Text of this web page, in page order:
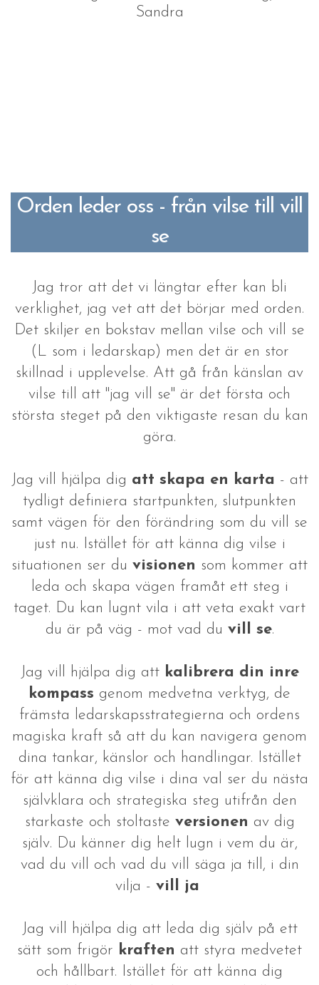
Sandra
Orden leder oss - från vilse till vill
se
Jag tror att det vi längtar efter kan bli
verklighet, jag vet att det börjar med orden.
Det skiljer en bokstav mellan vilse och vill se
(L som i ledarskap) men det är en stor
skillnad i upplevelse. Att gå från känslan av
vilse till att "jag vill se" är det första och
största steget på den viktigaste resan du kan
göra.
Jag vill hjälpa dig att skapa en karta - att
tydligt definiera startpunkten, slutpunkten
samt vägen för den förändring som du vill se
just nu. Istället för att känna dig vilse i
situationen ser du visionen som kommer att
leda och skapa vägen framåt ett steg i
taget. Du kan lugnt vila i att veta exakt vart
du är på väg - mot vad du vill se.
Jag vill hjälpa dig att kalibrera din inre
kompass genom medvetna verktyg, de
främsta ledarskapsstrategierna och ordens
magiska kraft så att du kan navigera genom
dina tankar, känslor och handlingar. Istället
för att känna dig vilse i dina val ser du nästa
självklara och strategiska steg utifrån den
starkaste och stoltaste versionen av dig
själv. Du känner dig helt lugn i vem du är,
vad du vill och vad du vill säga ja till, i din
vilja - vill ja
Jag vill hjälpa dig att leda dig själv på ett
sätt som frigör kraften att styra medvetet
och hållbart. Istället för att känna dig